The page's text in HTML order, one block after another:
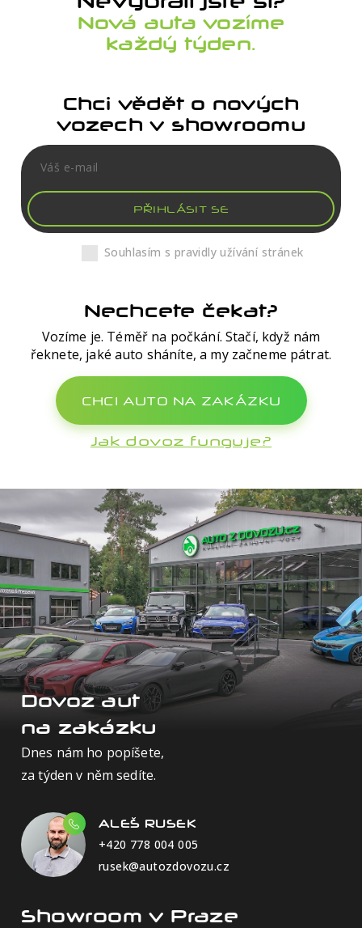
Nová auta vozíme
každý týden.
Chci vědět o nových
vozech v showroomu
PŘIHLÁSIT SE
Souhlasím s pravidly užívání stránek
Nechcete čekat?
Vozíme je. Téměř na počkání. Stačí, když nám
řeknete, jaké auto sháníte, a my začneme pátrat.
CHCI AUTO NA ZAKÁZKU
Jak dovoz funguje?
Dovoz aut
na zakázku
Dnes nám ho popíšete,
za týden v něm sedíte.
ALEŠ RUSEK
+420 778 004 005
rusek@autozdovozu.cz
Showroom v Praze